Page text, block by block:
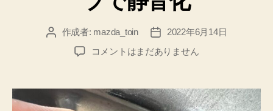
投 作成者: mazda_toin
投
稿
日
2022年6月14日
エ
ル
ブ
コメントはまだありません